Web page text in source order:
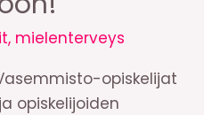
, mielenterveys
opiskelijat
opiskelijoiden